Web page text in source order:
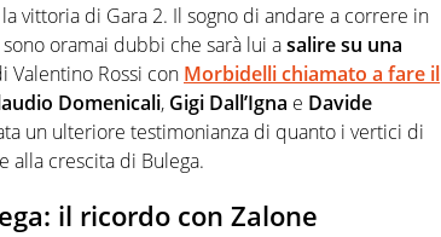
vittoria di Gara 2. Il sogno di andare a correre in
oramai dubbi che sarà lui asalire su una
Valentino Rossi con Morbidelli chiamato a fare il
Domenicali, Gigi Dall’Igna e Davide
un ulteriore testimonianza di quanto i vertici di
alla crescita di Bulega.
il ricordo con Zalone